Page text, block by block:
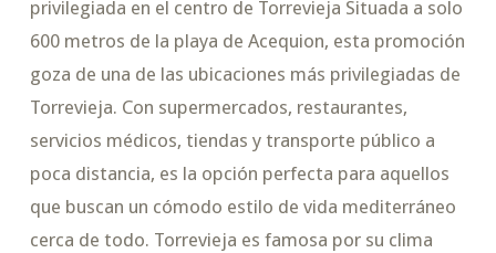
privilegiada en el centro de Torrevieja Situada a solo
600 metros de la playa de Acequion, esta promoción
goza de una de las ubicaciones más privilegiadas de
Torrevieja. Con supermercados, restaurantes,
servicios médicos, tiendas y transporte público a
poca distancia, es la opción perfecta para aquellos
que buscan un cómodo estilo de vida mediterráneo
cerca de todo. Torrevieja es famosa por su clima